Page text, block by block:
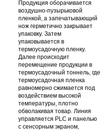
Продукция оборачивается
воздушно-пузырьковой
пленкой, а запечатывающий
нож герметично закрывает
упаковку. Затем
упаковывается в
термоусадочную пленку.
Далее происходит
перемещение продукции в
термоусадочный тоннель, где
термоусадочная пленка
равномерно сжимается под
воздействием высокой
температуры, плотно
обволакивая товар. Линия
управляется PLC и панелью
с сенсорным экраном,